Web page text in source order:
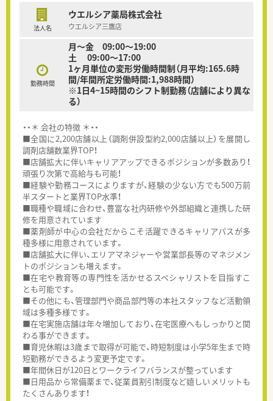
法人名
ウエルシア薬局株式会社
ウエルシア三鷹店
勤務時間
月～金 09:00〜19:00
土 09:00〜17:00
1ヶ月単位の変形労働時間制（月平均:165.6時
間/年間所定労働時間:1,988時間）
※1日4~15時間のシフト制勤務（店舗により異な
る）
・・＊ 会社の特徴 ＊・・
■全国に2,200店舗以上（調剤併設型約2,000店舗以上）を展開し
調剤店舗数業界TOP！
■店舗拡大に伴いキャリアアップできるポジションが多数あり！
頑張り次第で高給与も可能！
■経験や勤務コースによりますが、経験の少ない方でも500万前
半スタートと業界TOP水準！
■職種や職域に合わせ、豊富な社内研修や外部組織と連携した研
修を用意されています
■薬剤師が中心の会社だからこそ活躍できるキャリアパスが多
種多様に用意されています。
■店舗拡大に伴い、エリアマネジャーや営業部長等のマネジメン
トのポジションも増えます。
■在宅や教育等の専門性を活かせるスペシャリストを目指すこ
とも可能です。
■その他にも、管理部門や商品部門等の本社スタッフなど活動領
域は多種多様です。
■在宅実施店舗は年々増加しており、在宅医療へもしっかりと関
わる事ができます。
■育児休暇は3歳まで取得が可能で、時短制度は小学5年生まで時
短勤務ができるよう変更予定です。
■年間休日が120日とワークライフバランスが整っています
■日用品から常備薬まで、従業員割引制度など嬉しいメリットも
たくさんあります！